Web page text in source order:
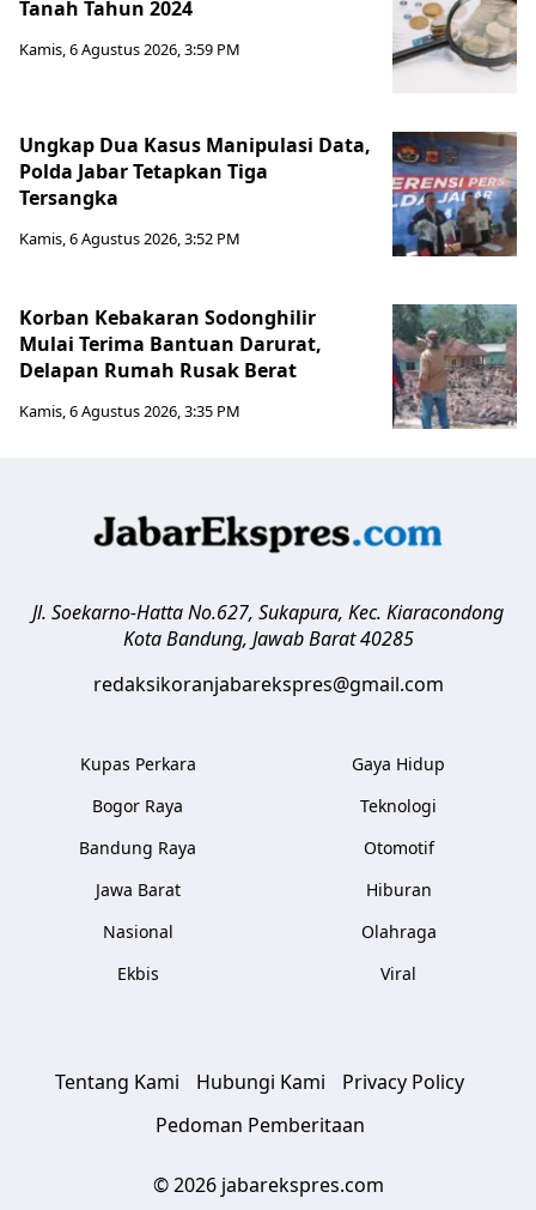
Tanah Tahun 2024
Kamis, 6 Agustus 2026, 3:59 PM
Ungkap Dua Kasus Manipulasi Data,
Polda Jabar Tetapkan Tiga
Tersangka
Kamis, 6 Agustus 2026, 3:52 PM
Korban Kebakaran Sodonghilir
Mulai Terima Bantuan Darurat,
Delapan Rumah Rusak Berat
Kamis, 6 Agustus 2026, 3:35 PM
Jl. Soekarno-Hatta No.627, Sukapura, Kec. Kiaracondong
Kota Bandung, Jawab Barat 40285
redaksikoranjabarekspres@gmail.com
Kupas Perkara
Bogor Raya
Bandung Raya
Jawa Barat
Nasional
Ekbis
Gaya Hidup
Teknologi
Otomotif
Hiburan
Olahraga
Viral
Tentang Kami Hubungi Kami
Privacy Policy
Pedoman Pemberitaan
© 2026 jabarekspres.com